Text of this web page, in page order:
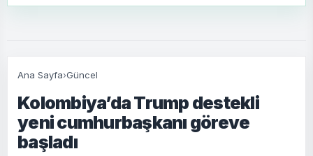
Ana Sayfa›Güncel
Kolombiya’da Trump destekli
yeni cumhurbaşkanı göreve
başladı